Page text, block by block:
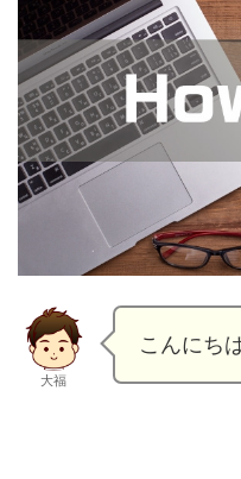
大福
こんにち